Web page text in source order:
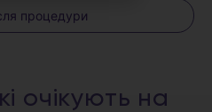
процедури
очікують на